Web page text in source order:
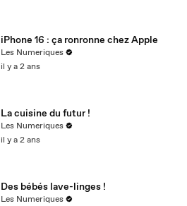
iPhone 16 : ça ronronne chez Apple
Les Numeriques
il y a 2 ans
La cuisine du futur !
Les Numeriques
il y a 2 ans
Des bébés lave-linges !
Les Numeriques